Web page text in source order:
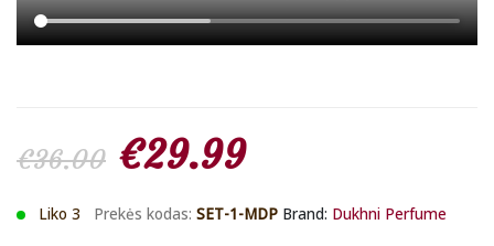
€36.00 Original
price
€29.99Current
price
Liko 3 Prekės kodas: SET-1-MDP Brand: Dukhni Perfume